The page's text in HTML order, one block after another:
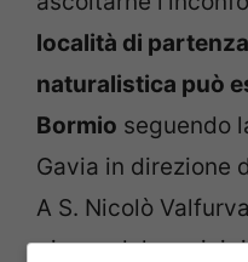
località di
naturalistica può
Bormio seguendo
Gavia in direzione
A S. Nicolò
piazza del